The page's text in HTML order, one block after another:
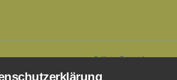
Henry Trennert
Gabionen Gehwegtore